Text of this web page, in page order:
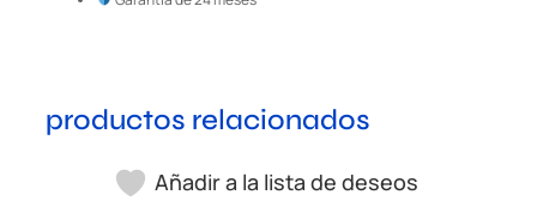
productos relacionados
Añadir a la lista de deseos